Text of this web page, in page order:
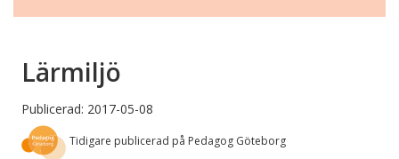
Lärmiljö
Publicerad: 2017-05-08
Tidigare publicerad på Pedagog Göteborg